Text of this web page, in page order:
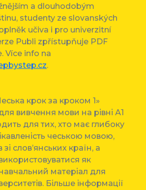
a dlouhodobým
studenty ze slovanských
učiva i pro univerzitní
Publi zpřístupňuje PDF
Více info na
.
крок за кроком 1»
вивчення мови на рівні А1
для тих, хто має глибоку
чеською мовою,
зі слов’янських країн, а
як
матеріал для
Більше інформації